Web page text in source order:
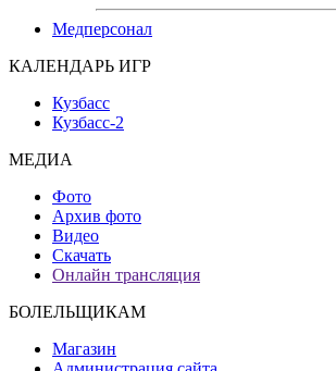
Медперсонал
КАЛЕНДАРЬ ИГР
Кузбасс
Кузбасс-2
МЕДИА
Фото
Архив фото
Видео
Скачать
Онлайн трансляция
БОЛЕЛЬЩИКАМ
Магазин